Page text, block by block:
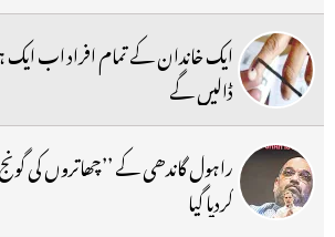
ایک خاندان کے تمام افراد اب
ڈالیں گے
راہول گاندھی کے ’’چھاتروں کی
کردیا گیا